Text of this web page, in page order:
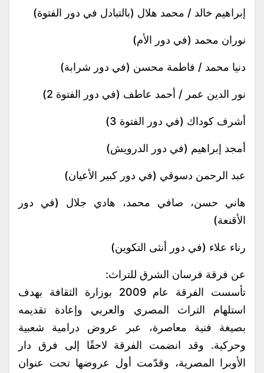
إبراهيم خالد / محمد هلال (بالتبادل في دور الفتوة)
نوران محمد (في دور الأم)
دنيا محمد / فاطمة محسن (في دور شرابة)
نور الدين عمر / أحمد عاطف (في دور الفتوة 2)
أشرف كوداك (في دور الفتوة 3)
أمجد إبراهيم (في دور الدرويش)
عبد الرحمن دسوقي (في دور كبير الأعيان)
هاني حسن، صافي محمد، هادي جلال (في دور
الأقنعة)
رناء علاء (في دور أنثى التكوين)
عن فرقة فرسان الشرق للتراث:
تأسست الفرقة عام 2009 بوزارة الثقافة بهدف
استلهام التراث المصري والعربي وإعادة تقديمه
بصيغة فنية معاصرة، عبر عروض درامية شعبية
وحركية. وقد انضمت الفرقة لاحقًا إلى فرق دار
الأوبرا المصرية، وقدّمت أول عروضها تحت عنوان